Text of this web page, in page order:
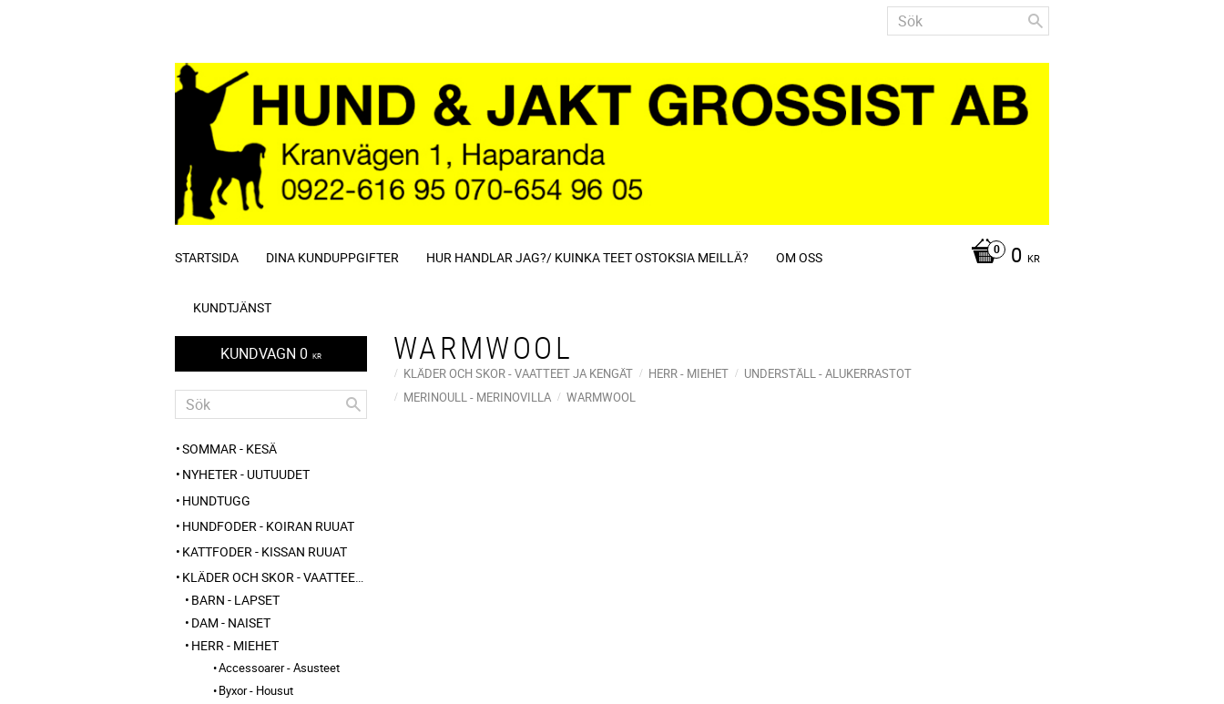
0 KR
STARTSIDA DINA KUNDUPPGIFTER HUR HANDLAR JAG?/ KUINKA TEET OSTOKSIA MEILLÄ? OM OSS
KUNDTJÄNST
WARMWOOL
KLÄDER OCH SKOR - VAATTEET JA KENGÄT HERR - MIEHET
UNDERSTÄLL - ALUKERRASTOT
MERINOULL - MERINOVILLA
WARMWOOL
KUNDVAGN 0 KR
SOMMAR - KESÄ
NYHETER - UUTUUDET
HUNDTUGG
HUNDFODER - KOIRAN RUUAT
KATTFODER - KISSAN RUUAT
KLÄDER OCH SKOR - VAATTEET JA KENGÄT
BARN - LAPSET
DAM - NAISET
HERR - MIEHET
Accessoarer - Asusteet
Byxor - Housut